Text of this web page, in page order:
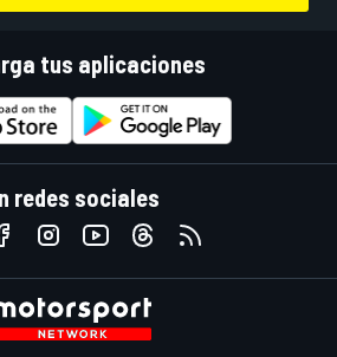
tus aplicaciones
redes sociales